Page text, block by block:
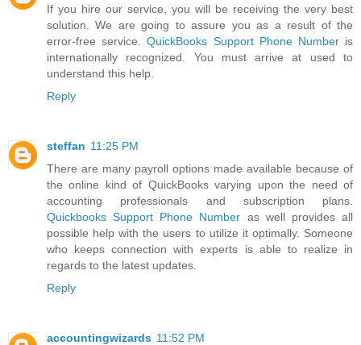
If you hire our service, you will be receiving the very best
solution. We are going to assure you as a result of the
error-free service.QuickBooks Support Phone Numberis
internationally recognized. You must arrive at used to
understand this help.
Reply
steffan 11:25 PM
There are many payroll options made available because of
the online kind of QuickBooks varying upon the need of
accounting professionals and subscription plans.
Quickbooks Support Phone Number as well provides all
possible help with the users to utilize it optimally. Someone
who keeps connection with experts is able to realize in
regards to the latest updates.
Reply
accountingwizards 11:52 PM